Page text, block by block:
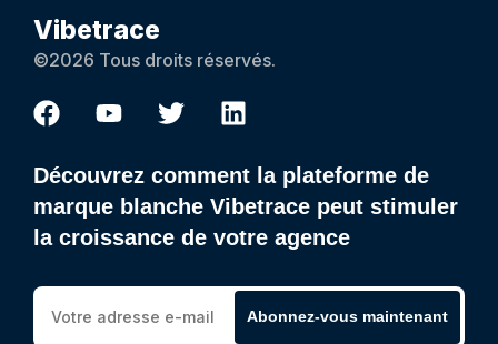
Vibetrace
©2026 Tous droits réservés.
Découvrez comment la plateforme de
marque blanche Vibetrace peut stimuler
la croissance de votre agence
Abonnez-vous maintenant